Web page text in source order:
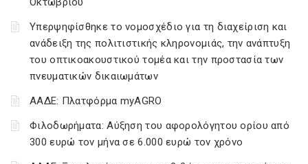
Υπερψηφίσθηκε το νομοσχέδιο για τη διαχείριση και
ανάδειξη της πολιτιστικής κληρονομιάς, την ανάπτυξη
του οπτικοακουστικού τομέα και την προστασία των
πνευματικών δικαιωμάτων
ΑΑΔΕ: Πλατφόρμα myAGRO
Φιλοδωρήματα: Αύξηση του αφορολόγητου ορίου από
300 ευρώ τον μήνα σε 6.000 ευρώ τον χρόνο